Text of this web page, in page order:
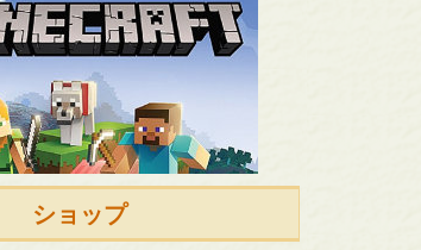
ショップ